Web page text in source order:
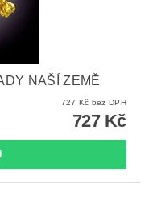
NAŠÍ ZEMĚ
727 Kč bez DPH
727 Kč